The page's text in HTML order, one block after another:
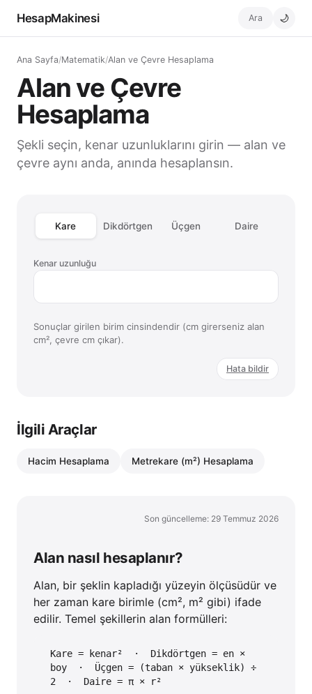
HesapMakinesi Ara 🌙
Ana Sayfa/Matematik/Alan ve Çevre Hesaplama
Alan ve Çevre
Hesaplama
Şekli seçin, kenar uzunluklarını girin — alan ve
çevre aynı anda, anında hesaplansın.
Kare Dikdörtgen Üçgen Daire
Kenar uzunluğu
Sonuçlar girilen birim cinsindendir (cm girerseniz alan
cm², çevre cm çıkar).
Hata bildir
İlgili Araçlar
Hacim Hesaplama Metrekare (m²) Hesaplama
Son güncelleme: 29 Temmuz 2026
Alan nasıl hesaplanır?
Alan, bir şeklin kapladığı yüzeyin ölçüsüdür ve
her zaman kare birimle (cm², m² gibi) ifade
edilir. Temel şekillerin alan formülleri:
Kare = kenar² · Dikdörtgen = en ×
boy · Üçgen = (taban × yükseklik) ÷
2 · Daire = π × r²